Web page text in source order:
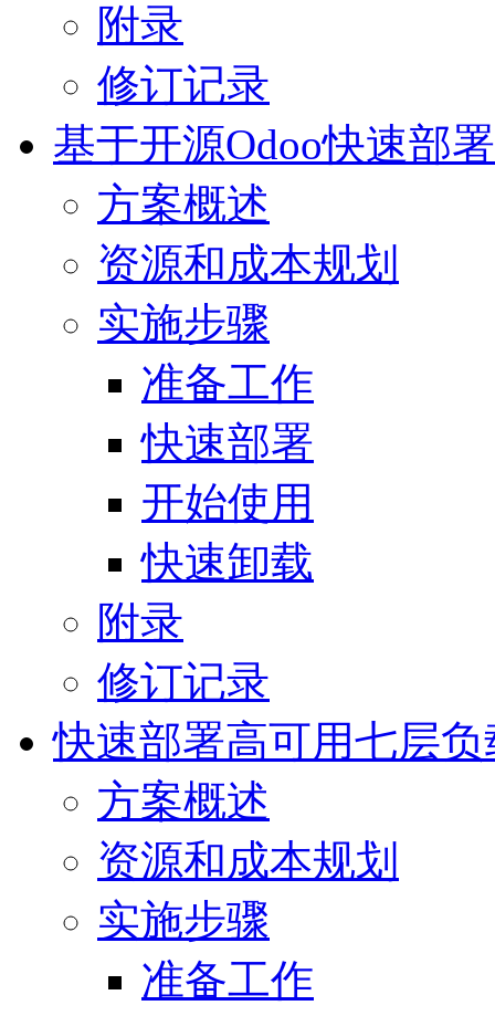
附录
修订记录
基于开源Odoo快速部
方案概述
资源和成本规划
实施步骤
准备工作
快速部署
开始使用
快速卸载
附录
修订记录
快速部署高可用七层
方案概述
资源和成本规划
实施步骤
准备工作